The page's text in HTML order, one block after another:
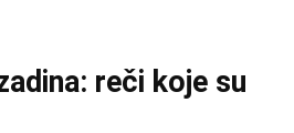
reči koje su